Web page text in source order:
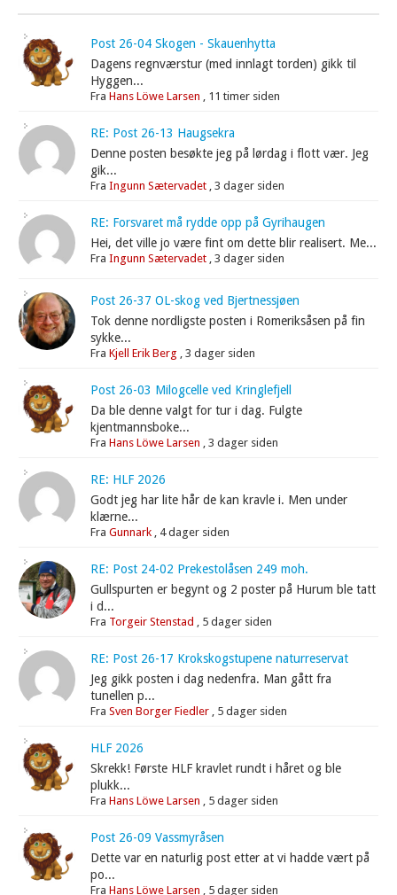
Post 26-04 Skogen - Skauenhytta
Dagens regnværstur (med innlagt torden) gikk til
Hyggen...
FraHans Löwe Larsen , 11 timer siden
RE: Post 26-13 Haugsekra
Denne posten besøkte jeg på lørdag i flott vær. Jeg
gik...
FraIngunn Sætervadet ,3 dager siden
RE: Forsvaret må rydde opp på Gyrihaugen
Hei, det ville jo være fint om dette blir realisert. Me...
FraIngunn Sætervadet ,3 dager siden
Post 26-37 OL-skog ved Bjertnessjøen
Tok denne nordligste posten i Romeriksåsen på fin
sykke...
FraKjell Erik Berg ,3 dager siden
Post 26-03 Milogcelle ved Kringlefjell
Da ble denne valgt for tur i dag. Fulgte
kjentmannsboke...
FraHans Löwe Larsen ,3 dager siden
RE: HLF 2026
Godt jeg har lite hår de kan kravle i. Men under
klærne...
FraGunnark , 4 dager siden
RE: Post 24-02 Prekestolåsen 249 moh.
Gullspurten er begynt og 2 poster på Hurum ble tatt
i d...
Fra Torgeir Stenstad , 5 dager siden
RE: Post 26-17 Krokskogstupene naturreservat
Jeg gikk posten i dag nedenfra. Man gått fra
tunellen p...
FraSven Borger Fiedler , 5 dager siden
HLF 2026
Skrekk! Første HLF kravlet rundt i håret og ble
plukk...
FraHans Löwe Larsen , 5 dager siden
Post 26-09 Vassmyråsen
Dette var en naturlig post etter at vi hadde vært på
po...
FraHans Löwe Larsen , 5 dager siden